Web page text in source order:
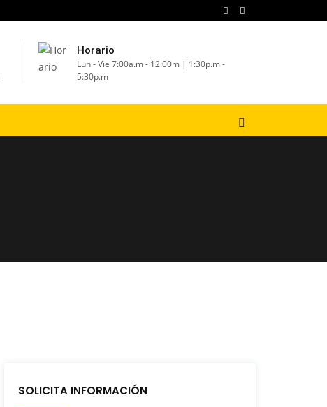
Horario
Lun - Vie 7:00a.m - 12:00m | 1:30p.m -
5:30p.m
SOLICITA INFORMACIÓN